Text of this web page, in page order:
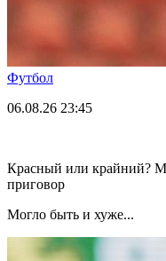
Футбол
06.08.26 23:45
Красный или крайний?
приговор
Могло быть и хуже...